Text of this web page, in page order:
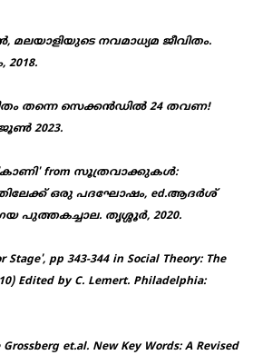
മലയാളിയുടെ നവമാധ്യമ ജീവിതം.
തന്നെ സെക്കൻഡിൽ 24 തവണ!
ജൂൺ 2023.
'കാണി' from സൂത്രവാക്കുകൾ:
ഒരു പദഘോഷം, ed.ആദർശ്
പുത്തകച്ചാല. തൃശ്ശൂർ, 2020.
Stage', pp 343-344 in Social Theory: The
Edited by C. Lemert. Philadelphia:
et.al. New Key Words: A Revised